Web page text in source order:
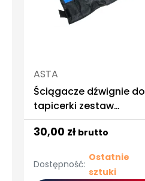
ASTA
Ściągacze dźwignie do
tapicerki zestaw
ściągaczy łyżki 11sz
30,00 zł brutto
Dostępność:
Ostatnie
sztuki